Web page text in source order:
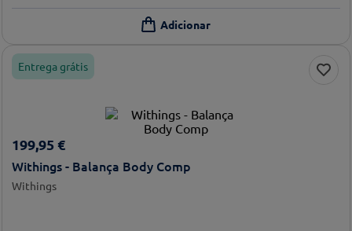
Entrega grátis
199,95 €
Withings - Balança Body Comp
Withings